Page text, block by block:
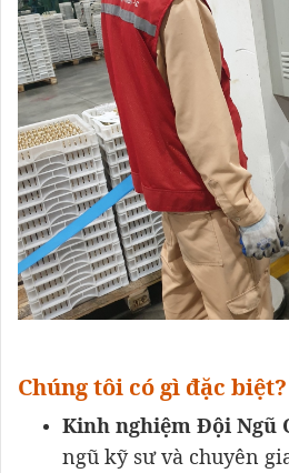
Chúng tôi có gì đặc biệt?
Kinh nghiệm Đội Ngũ
ngũ kỹ sư và chuyên